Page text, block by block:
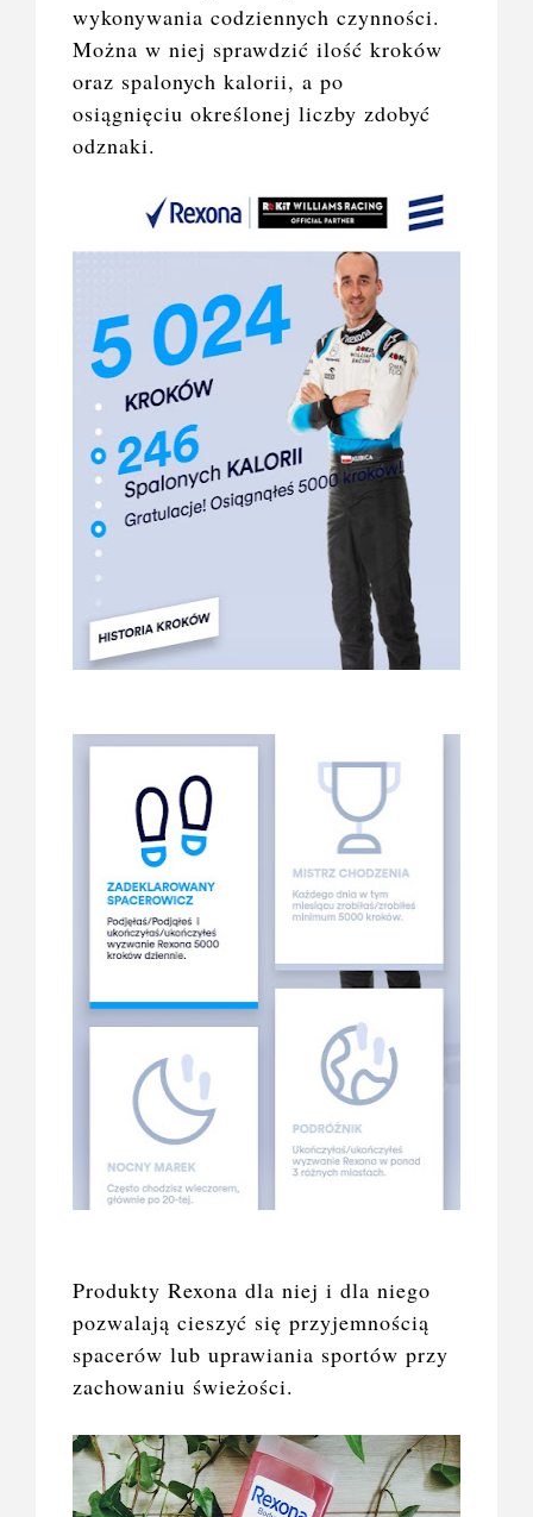
wykonywania codziennych czynności.
Można w niej sprawdzić ilość kroków
oraz spalonych kalorii, a po
osiągnięciu określonej liczby zdobyć
odznaki.
Produkty Rexona dla niej i dla niego
pozwalają cieszyć się przyjemnością
spacerów lub uprawiania sportów przy
zachowaniu świeżości.